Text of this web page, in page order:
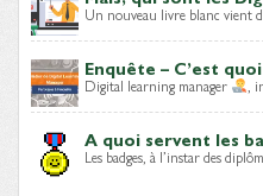
Un nouveau livre blanc vient
Enquête – C’est
Digital learning manager ,
A quoi servent les
Les badges, à l’instar des